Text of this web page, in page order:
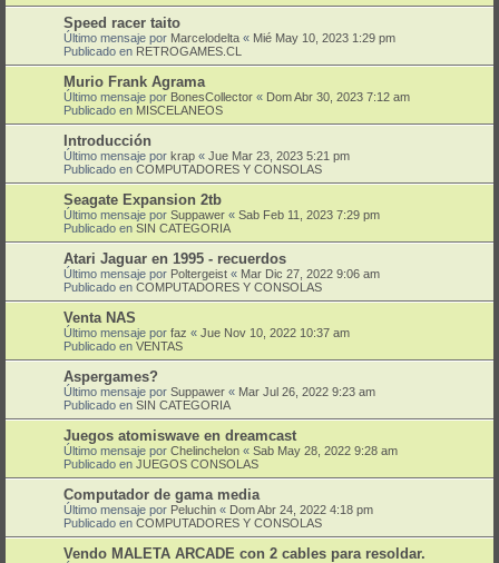
Speed racer taito
Último mensaje por Marcelodelta « Mié May 10, 2023 1:29 pm
Publicado en RETROGAMES.CL
Murio Frank Agrama
Último mensaje por BonesCollector « Dom Abr 30, 2023 7:12 am
Publicado en MISCELANEOS
Introducción
Último mensaje por krap « Jue Mar 23, 2023 5:21 pm
Publicado en COMPUTADORES Y CONSOLAS
Seagate Expansion 2tb
Último mensaje por Suppawer « Sab Feb 11, 2023 7:29 pm
Publicado en SIN CATEGORIA
Atari Jaguar en 1995 - recuerdos
Último mensaje por Poltergeist « Mar Dic 27, 2022 9:06 am
Publicado en COMPUTADORES Y CONSOLAS
Venta NAS
Último mensaje por faz « Jue Nov 10, 2022 10:37 am
Publicado en VENTAS
Aspergames?
Último mensaje por Suppawer « Mar Jul 26, 2022 9:23 am
Publicado en SIN CATEGORIA
Juegos atomiswave en dreamcast
Último mensaje por Chelinchelon « Sab May 28, 2022 9:28 am
Publicado en JUEGOS CONSOLAS
Computador de gama media
Último mensaje por Peluchin « Dom Abr 24, 2022 4:18 pm
Publicado en COMPUTADORES Y CONSOLAS
Vendo MALETA ARCADE con 2 cables para resoldar.